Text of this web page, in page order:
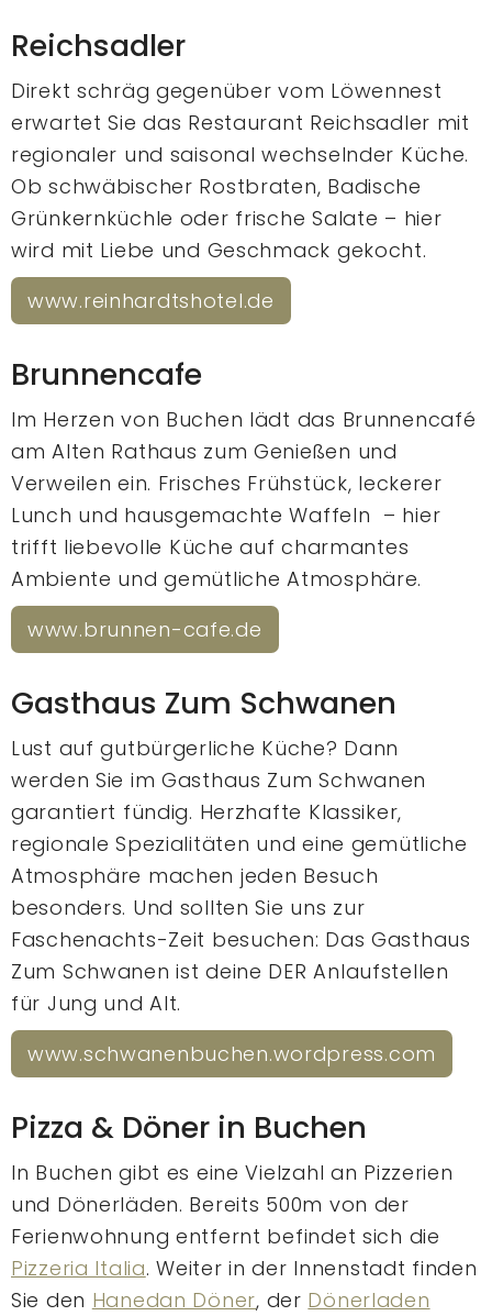
Reichsadler
Direkt schräg gegenüber vom Löwennest
erwartet Sie das Restaurant Reichsadler mit
regionaler und saisonal wechselnder Küche.
Ob schwäbischer Rostbraten, Badische
Grünkernküchle oder frische Salate – hier
wird mit Liebe und Geschmack gekocht.
www.reinhardtshotel.de
Brunnencafe
Im Herzen von Buchen lädt das Brunnencafé
am Alten Rathaus zum Genießen und
Verweilen ein. Frisches Frühstück, leckerer
Lunch und hausgemachte Waffeln – hier
trifft liebevolle Küche auf charmantes
Ambiente und gemütliche Atmosphäre.
www.brunnen-cafe.de
Gasthaus Zum Schwanen
Lust auf gutbürgerliche Küche? Dann
werden Sie im Gasthaus Zum Schwanen
garantiert fündig. Herzhafte Klassiker,
regionale Spezialitäten und eine gemütliche
Atmosphäre machen jeden Besuch
besonders. Und sollten Sie uns zur
Faschenachts-Zeit besuchen: Das Gasthaus
Zum Schwanen ist deine DER Anlaufstellen
für Jung und Alt.
www.schwanenbuchen.wordpress.com
Pizza & Döner in Buchen
In Buchen gibt es eine Vielzahl an Pizzerien
und Dönerläden. Bereits 500m von der
Ferienwohnung entfernt befindet sich die
Pizzeria Italia. Weiter in der Innenstadt finden
Sie den Hanedan Döner, der Dönerladen